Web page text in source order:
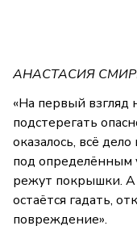
АНАСТАСИЯ
«На первый взгляд
подстерегать
оказалось, всё
под определённым
режут покрышки.
остаётся гадать,
повреждение».